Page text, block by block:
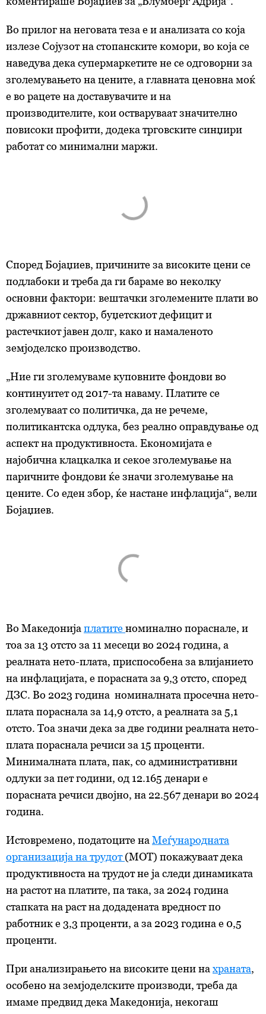
повторно да ги ажурирате со клик на „Прикажи ги
деталите“. Согласноста можете во кој било момент да
Во прилог на неговата теза е и анализата со која
излезе Сојузот на стопанските комори, во која се
наведува дека супермаркетите не се одговорни за
зголемувањето на цените, а главната ценовна моќ
е во рацете на доставувачите и на
производителите, кои остваруваат значително
повисоки профити, додека трговските синџири
работат со минимални маржи.
Според Бојаџиев, причините за високите цени се
подлабоки и треба да ги бараме во неколку
основни фактори: вештачки зголемените плати во
државниот сектор, буџетскиот дефицит и
растечкиот јавен долг, како и намаленото
земјоделско производство.
„Ние ги зголемуваме куповните фондови во
континуитет од 2017-та наваму. Платите се
зголемуваат со политичка, да не речеме,
политикантска одлука, без реално оправдување од
аспект на продуктивноста. Економијата е
најобична клацкалка и секое зголемување на
паричните фондови ќе значи зголемување на
цените. Со еден збор, ќе настане инфлација“, вели
Бојаџиев.
Во Македонијаплатитеноминално пораснале, и
тоа за 13 отсто за 11 месеци во 2024 година, а
реалната нето-плата, приспособена за влијанието
на инфлацијата, е порасната за 9,3 отсто, според
ДЗС. Во 2023 година номиналната просечна нето-
плата пораснала за 14,9 отсто, а реалната за 5,1
отсто. Тоа значи дека за две години реалната нето-
плата пораснала речисиза 15 проценти.
Минималната плата, пак, со административни
одлуки за пет години, од 12.165 денари е
порасната речиси двојно, на 22.567 денари во 2024
година.
Истовремено, податоците наМеѓународната
организација на трудот(МОТ) покажуваат дека
продуктивноста на трудот не ја следи динамиката
на растот на платите, па така, за 2024 година
стапката на раст на додадената вредност по
работник е 3,3 проценти, а за 2023 година е 0,5
проценти.
При анализирањето на високите цени нахраната,
особено на земјоделските производи, треба да
имаме предвид дека Македонија, некогаш